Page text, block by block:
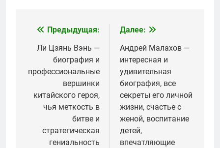
Навигация
по
записям
Предыдущая:
Ли Цзянь Вэнь —
биография и
профессиональные
вершинки
китайского героя,
чья меткость в
битве и
стратегическая
гениальность
Далее:
Андрей Малахов —
интересная и
удивительная
биография, все
секреты его личной
жизни, счастье с
женой, воспитание
детей,
впечатляющие